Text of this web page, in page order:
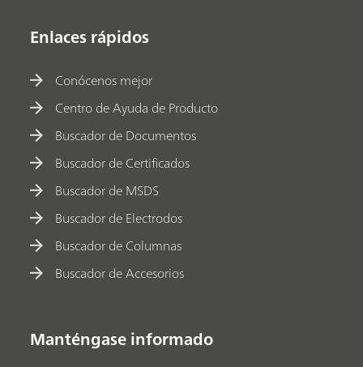
Enlaces rápidos
Conócenos mejor
Centro de Ayuda de Producto
Buscador de Documentos
Buscador de Certificados
Buscador de MSDS
Buscador de Electrodos
Buscador de Columnas
Buscador de Accesorios
Manténgase informado